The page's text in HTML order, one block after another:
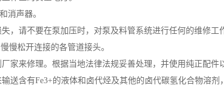
消声器。
，请不要在泵加压时，对泵及料管系统进行任何的维修工
慢松开连接的各管道接头。
来修理。根据当地法律法规妥善处理，并使用纯正配件
送含有Fe3+的液体和卤代烃及其他的卤代碳氢化合物溶剂